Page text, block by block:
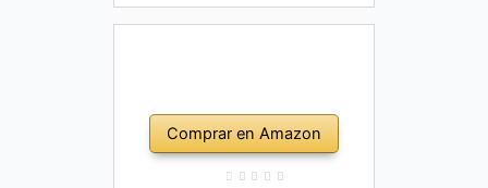
Comprar en Amazon